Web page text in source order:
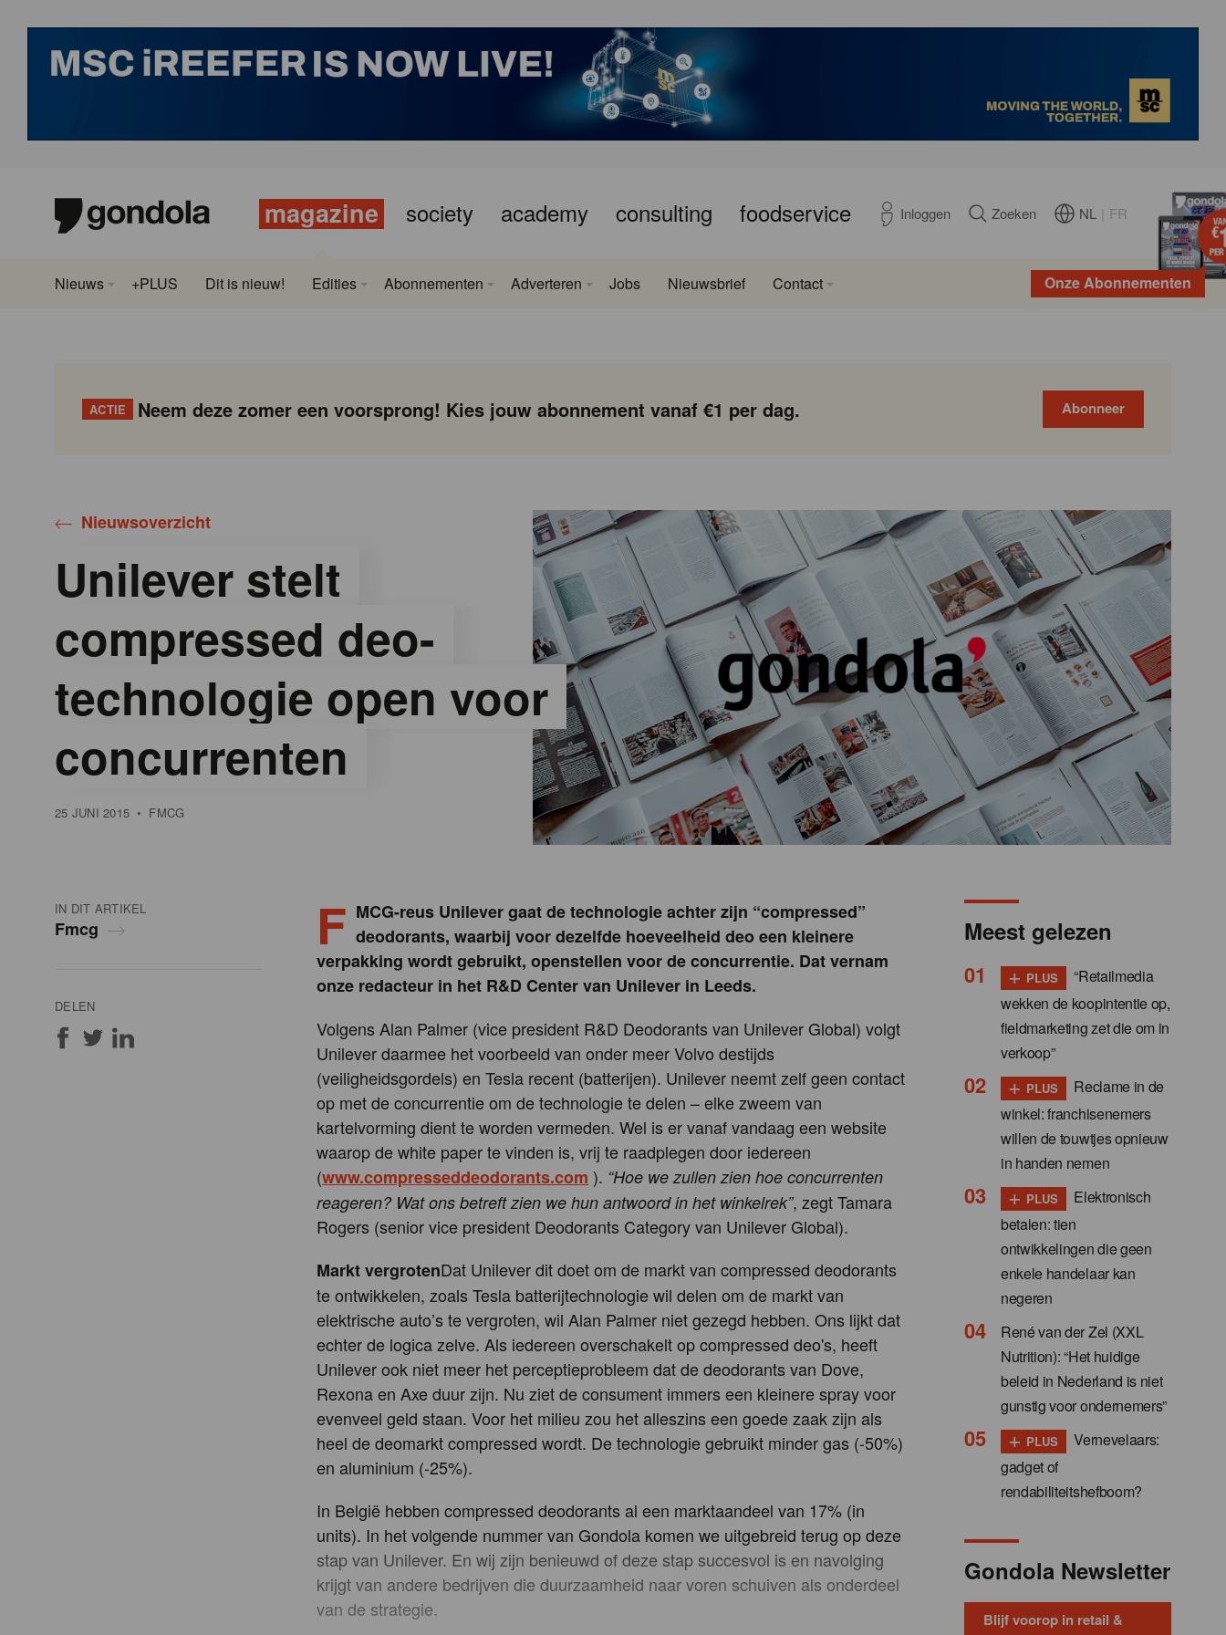
magazine society academy consulting foodservice Inloggen Zoeken NL FR
Onze Abonnementen
Nieuws +PLUS Dit is nieuw! Edities Abonnementen Adverteren Jobs Nieuwsbrief Contact
ACTIE Neem deze zomer een voorsprong! Kies jouw abonnement vanaf €1 per dag. Abonneer
Nieuwsoverzicht
Unilever stelt
compressed deo-
technologie open voor
concurrenten
25 JUNI 2015 • FMCG
IN DIT ARTIKEL
Fmcg
DELEN
F MCG-reus Unilever gaat de technologie achter zijn “compressed”
deodorants, waarbij voor dezelfde hoeveelheid deo een kleinere
verpakking wordt gebruikt, openstellen voor de concurrentie. Dat vernam
onze redacteur in het R&D Center van Unilever in Leeds.
Volgens Alan Palmer (vice president R&D Deodorants van Unilever Global) volgt
Unilever daarmee het voorbeeld van onder meer Volvo destijds
(veiligheidsgordels) en Tesla recent (batterijen). Unilever neemt zelf geen contact
op met de concurrentie om de technologie te delen – elke zweem van
kartelvorming dient te worden vermeden. Wel is er vanaf vandaag een website
waarop de white paper te vinden is, vrij te raadplegen door iedereen
(www.compresseddeodorants.com ). “Hoe we zullen zien hoe concurrenten
reageren? Wat ons betreft zien we hun antwoord in het winkelrek”, zegt Tamara
Rogers (senior vice president Deodorants Category van Unilever Global).
Markt vergrotenDat Unilever dit doet om de markt van compressed deodorants
te ontwikkelen, zoals Tesla batterijtechnologie wil delen om de markt van
elektrische auto’s te vergroten, wil Alan Palmer niet gezegd hebben. Ons lijkt dat
echter de logica zelve. Als iedereen overschakelt op compressed deo's, heeft
Unilever ook niet meer het perceptieprobleem dat de deodorants van Dove,
Rexona en Axe duur zijn. Nu ziet de consument immers een kleinere spray voor
evenveel geld staan. Voor het milieu zou het alleszins een goede zaak zijn als
heel de deomarkt compressed wordt. De technologie gebruikt minder gas (-50%)
en aluminium (-25%).
In België hebben compressed deodorants al een marktaandeel van 17% (in
units). In het volgende nummer van Gondola komen we uitgebreid terug op deze
stap van Unilever. En wij zijn benieuwd of deze stap succesvol is en navolging
krijgt van andere bedrijven die duurzaamheid naar voren schuiven als onderdeel
van de strategie.
Meest gelezen
+ PLUS
“Retailmedia
wekken de koopintentie op,
fieldmarketing zet die om in
verkoop”
+ PLUS
Reclame in de
winkel: franchisenemers
willen de touwtjes opnieuw
in handen nemen
+ PLUS
Elektronisch
betalen: tien
ontwikkelingen die geen
enkele handelaar kan
negeren
René van der Zel (XXL
Nutrition): “Het huidige
beleid in Nederland is niet
gunstig voor ondernemers”
+ PLUS
Vernevelaars:
gadget of
rendabiliteitshefboom?
Gondola Newsletter
Blijf voorop in retail &